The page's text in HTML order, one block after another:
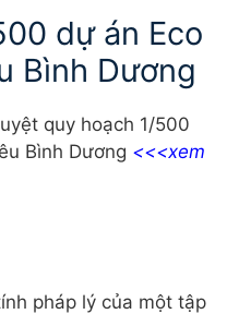
dự án Eco
Bình Dương
quy hoạch 1/500
Bình Dương <<<xem
pháp lý của một tập